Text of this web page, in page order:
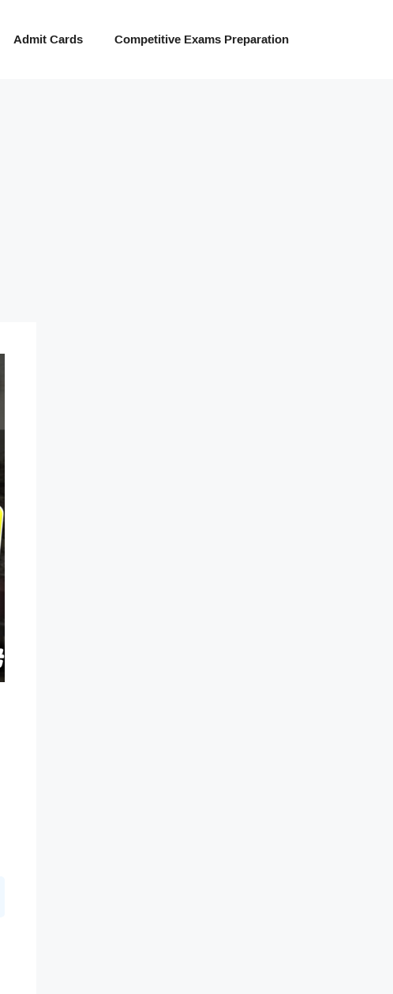
Admit Cards Competitive Exams Preparation